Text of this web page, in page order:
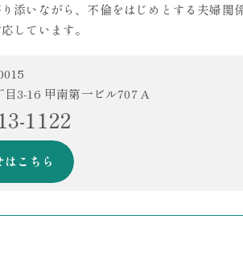
添いながら、不倫をはじめとする夫婦関
しています。
3-16 甲南第一ビル707 A
1122
はこちら